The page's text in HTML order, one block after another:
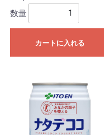
数量
カートに入れる